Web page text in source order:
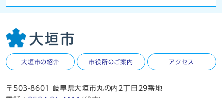
大垣市の紹介 市役所のご案内 アクセス
〒503-8601 岐阜県大垣市丸の内2丁目29番地